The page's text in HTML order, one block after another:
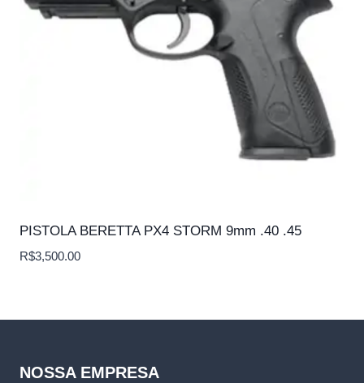
PISTOLA BERETTA PX4 STORM 9mm .40 .45
R$3,500.00
NOSSA EMPRESA